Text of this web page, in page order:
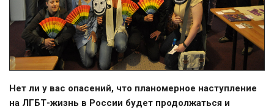
Нет ли у вас опасений, что планомерное наступление
на ЛГБТ-жизнь в России будет продолжаться и